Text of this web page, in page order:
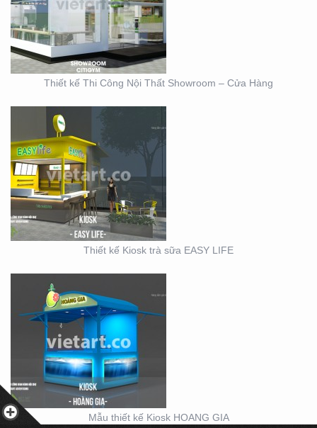
Thiết kế Thi Công Nội Thất Showroom – Cửa Hàng
SỮA EASY LIFE
Thiết kế Kiosk trà sữa EASY LIFE
MẪU THIẾT KẾ KIOSK
HOANG GIA
Mẫu thiết kế Kiosk HOANG GIA
KIOSK CHÁO VINA BABY